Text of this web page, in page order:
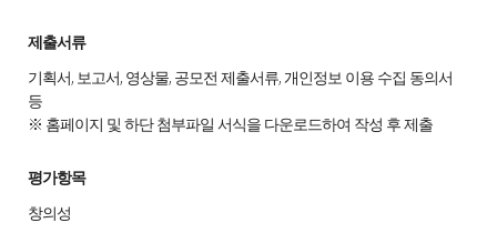
제출서류
기획서, 보고서, 영상물, 공모전 제출서류, 개인정보 이용 수집 동의서
등
※ 홈페이지 및 하단 첨부파일 서식을 다운로드하여 작성 후 제출
평가항목
창의성